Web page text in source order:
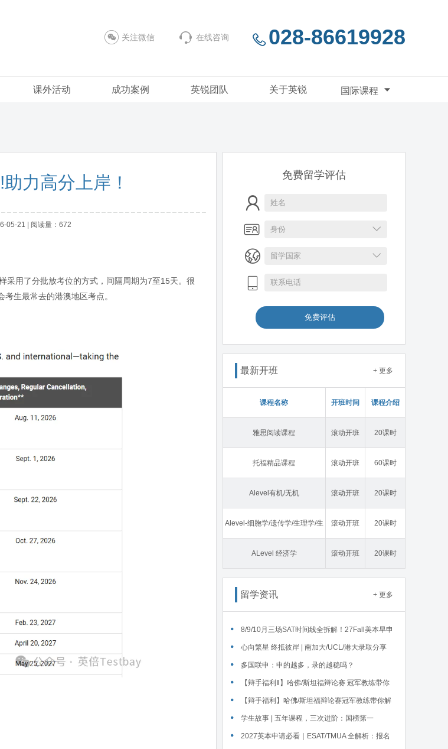
028-86619928
在线咨询
关注微信
课外活动 成功案例 英锐团队 关于英锐 国际课程
力高分上岸！
05-21 | 阅读量：672
采用了分批放考位的方式，间隔周期为7至15天。很
生最常去的港澳地区考点。
免费留学评估
免费评估
最新开班 + 更多
课程名称 开班时间 课程介绍
雅思阅读课程 滚动开班 20课时
托福精品课程 滚动开班 60课时
Alevel有机/无机 滚动开班 20课时
Alevel-细胞学/遗传学/生理学/生
态学
滚动开班 20课时
ALevel 经济学 滚动开班 20课时
留学资讯 + 更多
‌8/9/10月三场SAT时间线全拆解！27Fall美本早申
时间线盘点～
心向繁星 终抵彼岸 | 南加大/UCL/港大录取分享
多国联申：申的越多，录的越稳吗？
【辩手福利Ⅱ】哈佛/斯坦福辩论赛 冠军教练带你
解读WSDA全国赛Junior即兴辩论第二轮备稿辩题
【辩手福利】哈佛/斯坦福辩论赛冠军教练带你解
读WSDA全国赛Junior即兴辩论第一轮备稿辩题
学生故事 | 五年课程，三次进阶：国榜第一
Serena在英锐的修炼
2027英本申请必看｜ESAT/TMUA 全解析：报名